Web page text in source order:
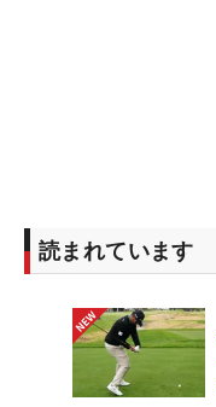
読まれています